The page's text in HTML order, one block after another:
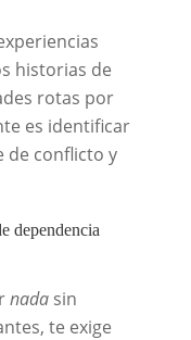
historias de
rotas por
es identificar
conflicto y
dependencia
nadasin
te exige